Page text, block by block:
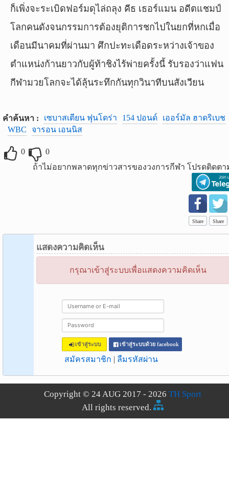
ก็เพิ่งจะระเบิดฟอร์มดุไล่ถลุง คีธ เธอร์แมน อดีตแชมป์
โลกคนดังจนกรรมการต้องยุติการชกไปในยกที่หกเมื่อ
เดือนมีนาคมที่ผ่านมา ศึกปะทะเดือดระหว่างเจ้าของ
ตำแหน่งก้านยาวกับผู้ท้าชิงไร้พ่ายครั้งนี้ รับรองว่าแฟน
กีฬามวยโลกจะได้ลุ้นระทึกกันทุกวินาทีบนสังเวียน
คำค้นหา : เซบาสเตียน ฟุนโดร่า 154 ปอนด์
เออร์มัล ฮาดริเบช
WBC
จารอน เอนนิส
0
0
ถ้าไม่อยากพลาดทุกข่าวสารของวงการกีฬา โปรดติดตา
Share Share
แสดงความคิดเห็น
กรุณาเข้าสู่ระบบเพื่อแสดงความคิดเห็น
เข้าสู่ระบบ เข้าสู่ระบบด้วย facebook
สมัครสมาชิก | ลืมรหัสผ่าน
Copyright © 24 AUG 2017 - 2026 TH Sport
All rights reserved.